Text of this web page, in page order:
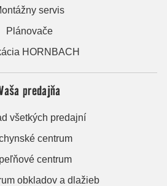
servis
Plánovače
HORNBACH
predajňa
všetkých predajní
centrum
centrum
obkladov a dlažieb